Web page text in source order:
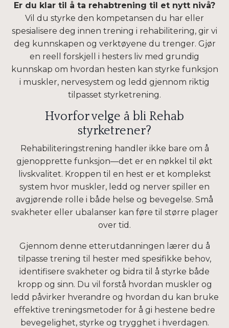
Er du klar til å ta rehabtrening til et nytt nivå?
Vil du styrke den kompetansen du har eller
spesialisere deg innen trening i rehabilitering, gir vi
deg kunnskapen og verktøyene du trenger. Gjør
en reell forskjell i hesters liv med grundig
kunnskap om hvordan hesten kan styrke funksjon
i muskler, nervesystem og ledd gjennom riktig
tilpasset styrketrening.
Hvorfor velge å bli Rehab
styrketrener?
Rehabiliteringstrening handler ikke bare om å
gjenopprette funksjon—det er en nøkkel til økt
livskvalitet. Kroppen til en hest er et komplekst
system hvor muskler, ledd og nerver spiller en
avgjørende rolle i både helse og bevegelse. Små
svakheter eller ubalanser kan føre til større plager
over tid.
Gjennom denne etterutdanningen lærer du å
tilpasse trening til hester med spesifikke behov,
identifisere svakheter og bidra til å styrke både
kropp og sinn. Du vil forstå hvordan muskler og
ledd påvirker hverandre og hvordan du kan bruke
effektive treningsmetoder for å gi hestene bedre
bevegelighet, styrke og trygghet i hverdagen.